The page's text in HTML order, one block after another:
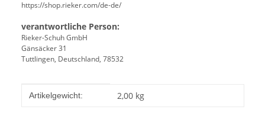
https://shop.rieker.com/de-de/
verantwortliche Person:
Rieker-Schuh GmbH
Gänsäcker 31
Tuttlingen, Deutschland, 78532
Produkteigenschaft
Wert
Artikelgewicht: 2,00 kg